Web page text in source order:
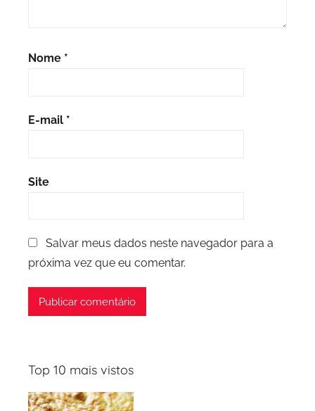
Nome *
E-mail *
Site
Salvar meus dados neste navegador para a
próxima vez que eu comentar.
Top 10 mais vistos